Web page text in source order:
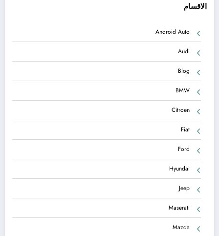
الاقسام
Android Auto
Audi
Blog
BMW
Citroen
Fiat
Ford
Hyundai
Jeep
Maserati
Mazda